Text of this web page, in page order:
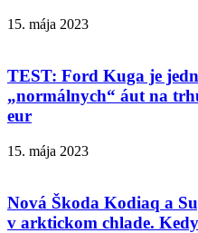
15. mája 2023
TEST: Ford Kuga je
„normálnych“ áut na
eur
15. mája 2023
Nová Škoda Kodiaq a
v arktickom chlade.